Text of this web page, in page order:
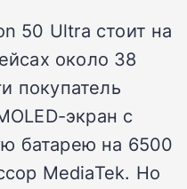
50 Ultra стоит на
около 38
покупатель
экран с
батарею на 6500
MediaTek. Но